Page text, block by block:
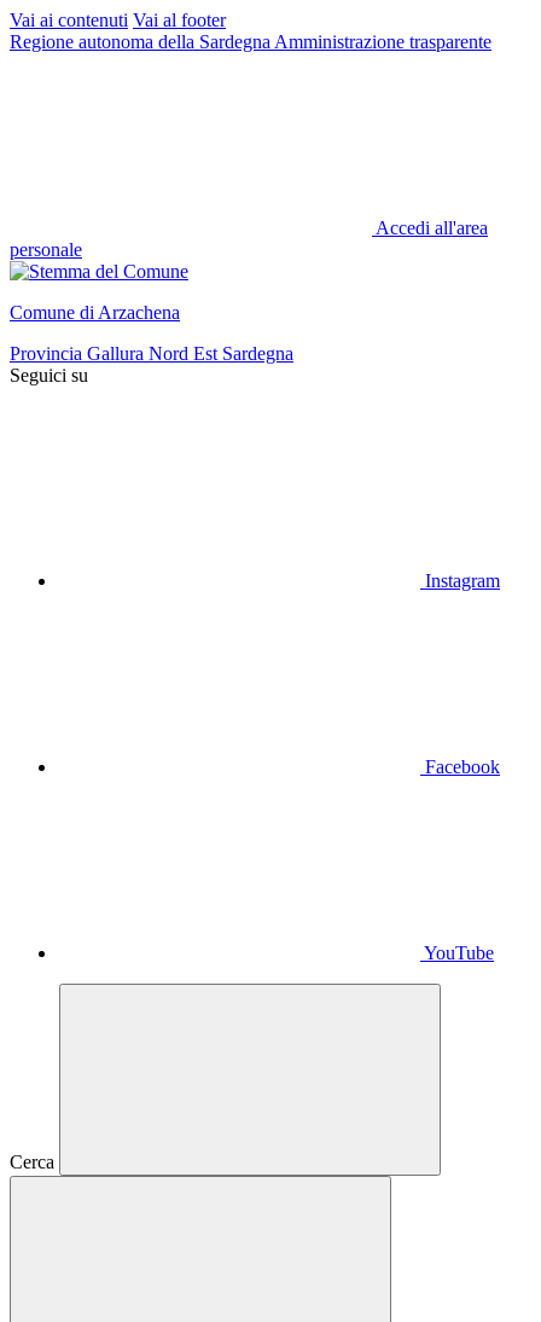
Vai ai contenuti Vai al footer
Regione autonoma della Sardegna Amministrazione trasparente
Accedi all'area
personale
Comune di Arzachena
Provincia Gallura Nord Est Sardegna
Seguici su
Instagram
Facebook
YouTube
Cerca